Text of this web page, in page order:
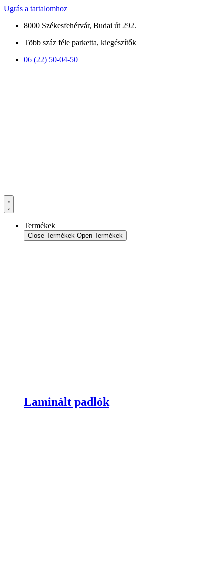
Ugrás a tartalomhoz
8000 Székesfehérvár, Budai út 292.
Több száz féle parketta, kiegészítők
06 (22) 50-04-50
Termékek
Close Termékek Open Termékek
Laminált padlók